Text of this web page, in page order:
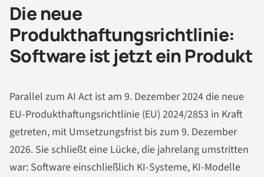
Die neue
Produkthaftungsrichtlinie:
Software ist jetzt ein Produkt
Parallel zum AI Act ist am 9. Dezember 2024 die neue
EU-Produkthaftungsrichtlinie (EU) 2024/2853 in Kraft
getreten, mit Umsetzungsfrist bis zum 9. Dezember
2026. Sie schließt eine Lücke, die jahrelang umstritten
war: Software einschließlich KI-Systeme, KI-Modelle